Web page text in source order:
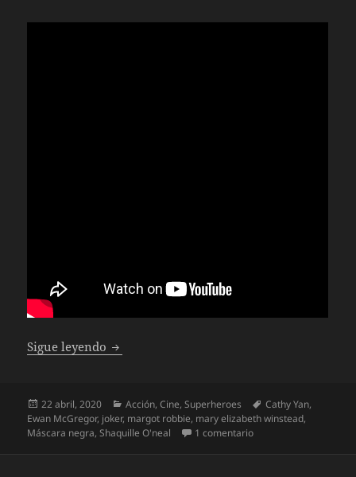
Sigue leyendo Aves de Presa y la fantabulosa
Publicado
el
22 abril, 2020 Categorías
Acción,Cine,Superheroes Etiquetas
Cathy Yan,
Ewan McGregor, joker, margot robbie, mary elizabeth winstead,
Máscara negra,Shaquille O'neal 1 comentarioen Aves de Presa y la